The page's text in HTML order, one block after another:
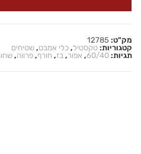
מק"ט: 12785
קטגוריות: טקסטיל, כלי אמבט, שטיחים
תגיות: 60/40
, אפור, בז, חורף, פרווה,